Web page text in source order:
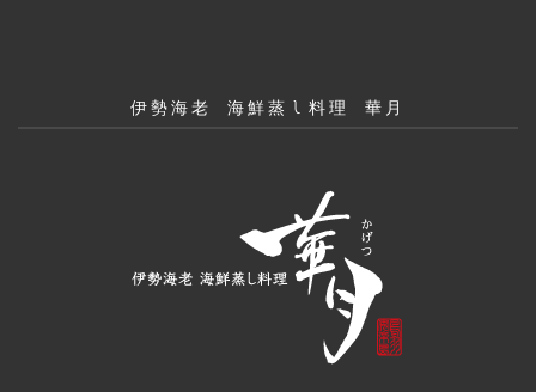
伊勢海老 海鮮蒸し料理 華月